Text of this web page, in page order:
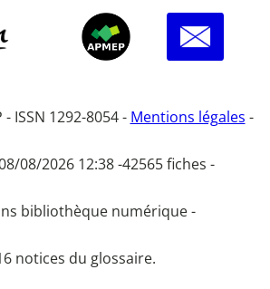
ISSN 1292-8054 - Mentions légales -
08/2026 12:38 -42565 fiches -
bibliothèque numérique -
notices du glossaire.